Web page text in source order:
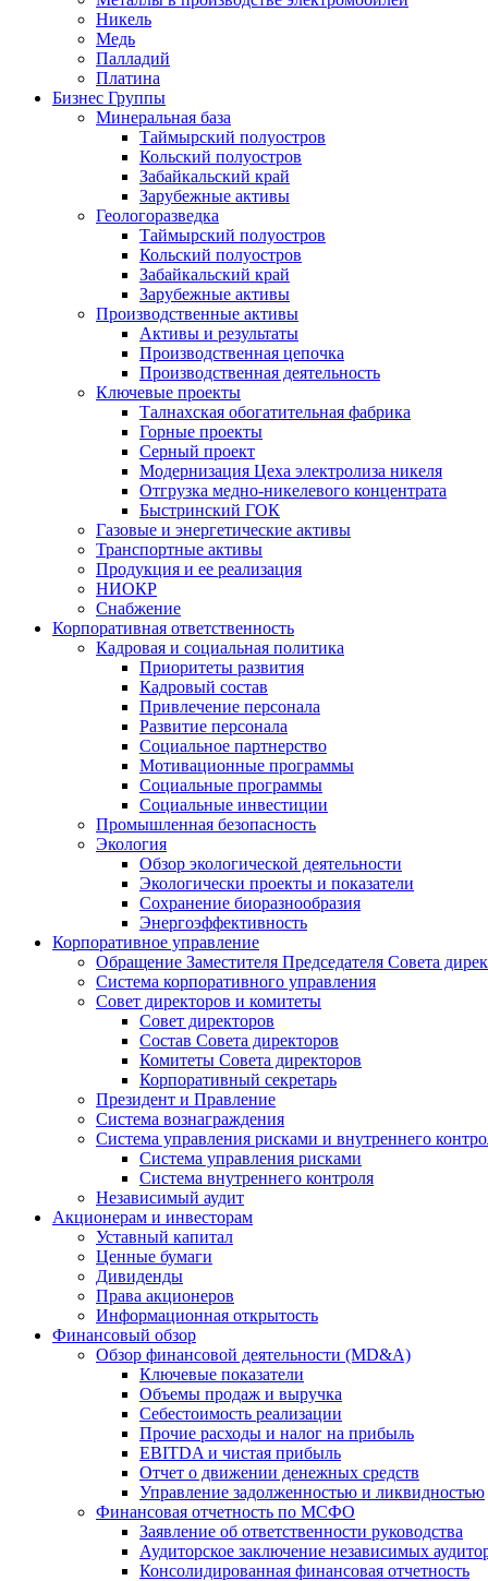
Никель
Медь
Палладий
Платина
Бизнес Группы
Минеральная база
Таймырский полуостров
Кольский полуостров
Забайкальский край
Зарубежные активы
Геологоразведка
Таймырский полуостров
Кольский полуостров
Забайкальский край
Зарубежные активы
Производственные активы
Активы и результаты
Производственная цепочка
Производственная деятельность
Ключевые проекты
Талнахская обогатительная фабрика
Горные проекты
Серный проект
Модернизация Цеха электролиза никеля
Отгрузка медно-никелевого концентрата
Быстринский ГОК
Газовые и энергетические активы
Транспортные активы
Продукция и ее реализация
НИОКР
Снабжение
Корпоративная ответственность
Кадровая и социальная политика
Приоритеты развития
Кадровый состав
Привлечение персонала
Развитие персонала
Социальное партнерство
Мотивационные программы
Социальные программы
Социальные инвестиции
Промышленная безопасность
Экология
Обзор экологической деятельности
Экологически проекты и показатели
Сохранение биоразнообразия
Энергоэффективность
Корпоративное управление
Обращение Заместителя Председателя Совета
Система корпоративного управления
Совет директоров и комитеты
Совет директоров
Состав Совета директоров
Комитеты Совета директоров
Корпоративный секретарь
Президент и Правление
Система вознаграждения
Система управления рисками и внутреннего
Система управления рисками
Система внутреннего контроля
Независимый аудит
Акционерам и инвесторам
Уставный капитал
Ценные бумаги
Дивиденды
Права акционеров
Информационная открытость
Финансовый обзор
Обзор финансовой деятельности (MD&A)
Ключевые показатели
Объемы продаж и выручка
Себестоимость реализации
Прочие расходы и налог на прибыль
EBITDA и чистая прибыль
Отчет о движении денежных средств
Управление задолженностью и ликвидностью
Финансовая отчетность по МСФО
Заявление об ответственности руководства
Аудиторское заключение независимых
Консолидированная финансовая отчетность